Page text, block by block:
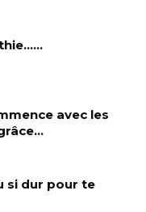
avec les
si dur pour te